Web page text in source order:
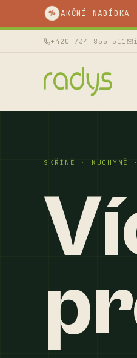
% AKČNÍ NABÍDKA
+420 734 855 511
SKŘÍNĚ · KUCHYNĚ